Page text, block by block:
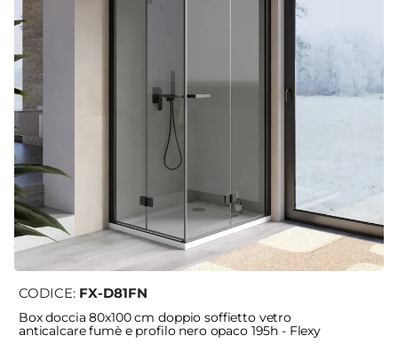
CODICE: FX-D81FN
Box doccia 80x100 cm doppio soffietto vetro
anticalcare fumè e profilo nero opaco 195h - Flexy